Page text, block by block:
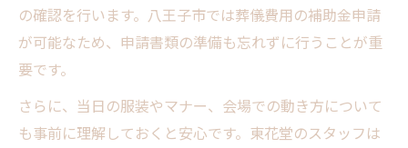
の確認を行います。八王子市では葬儀費用の補助金申請
が可能なため、申請書類の準備も忘れずに行うことが重
要です。
さらに、当日の服装やマナー、会場での動き方について
も事前に理解しておくと安心です。東花堂のスタッフは